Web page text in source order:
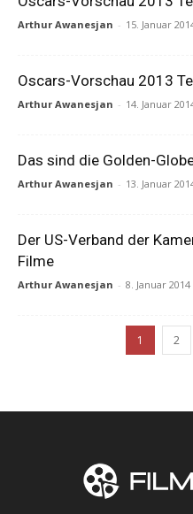
Arthur Awanesjan - 15. Januar
Oscars-Vorschau 2013
Arthur Awanesjan - 14. Januar
Das sind die Golden-
Arthur Awanesjan - 13. Januar
Der US-Verband der
Filme
Arthur Awanesjan - 8. Januar 2014
1 2